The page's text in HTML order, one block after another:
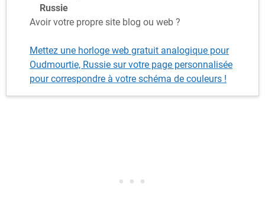
Russie
Avoir votre propre site blog ou web ?
Mettez une horloge web gratuit analogique pour
Oudmourtie, Russie sur votre page personnalisée
pour correspondre à votre schéma de couleurs !